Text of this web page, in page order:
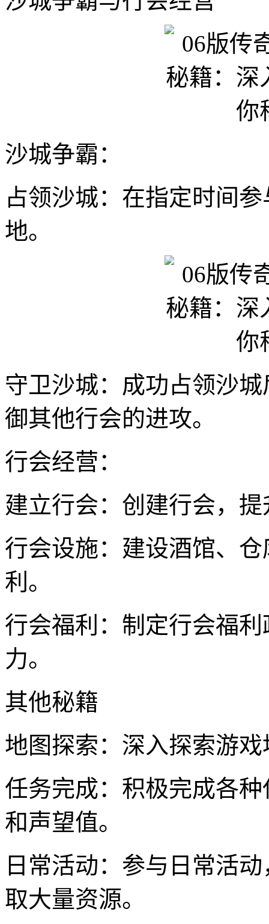
沙城争霸：
占领沙城：在指定时间
地。
守卫沙城：成功占领沙
御其他行会的进攻。
行会经营：
建立行会：创建行会，
行会设施：建设酒馆、
利。
行会福利：制定行会福
力。
其他秘籍
地图探索：深入探索游
任务完成：积极完成各
和声望值。
日常活动：参与日常活
取大量资源。